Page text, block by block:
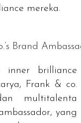
mereka.
Brand
inner brilliance
Frank & co.
multitalenta
, yang